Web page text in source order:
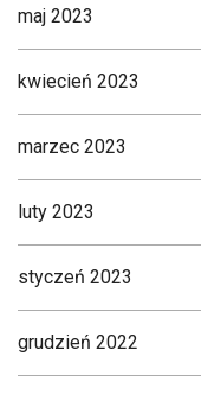
maj 2023
kwiecień 2023
marzec 2023
luty 2023
styczeń 2023
grudzień 2022